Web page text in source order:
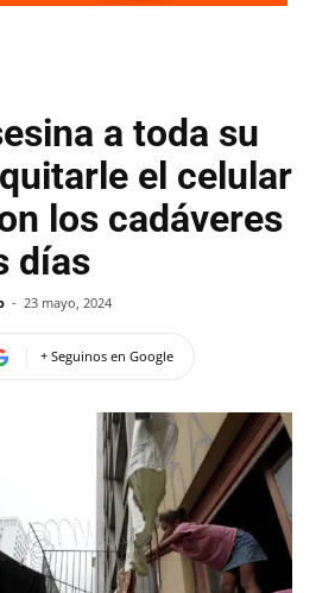
a toda su
el celular
los cadáveres
días
- 23 mayo, 2024
+ Seguinos en Google